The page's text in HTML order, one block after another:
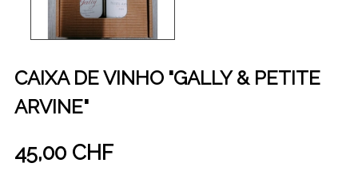
CAIXA DE VINHO "GALLY & PETITE
ARVINE"
45,00 CHF